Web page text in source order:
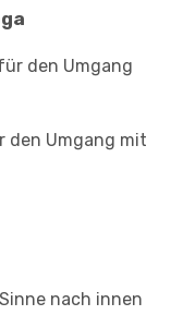
den Umgang
den Umgang mit
nach innen